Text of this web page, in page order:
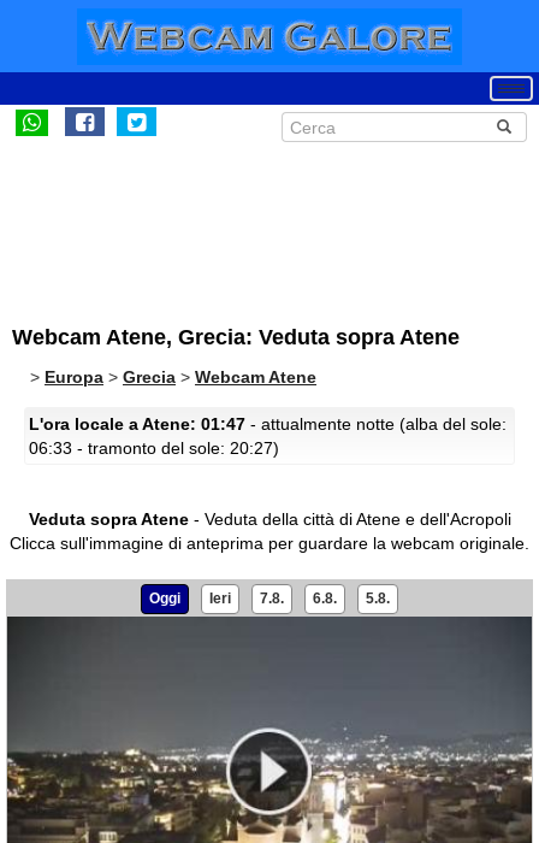
Webcam Atene, Grecia: Veduta sopra Atene
> Europa > Grecia > Webcam Atene
L'ora locale a Atene: 01:47 - attualmente notte (alba del sole:
06:33 - tramonto del sole: 20:27)
Veduta sopra Atene- Veduta della città di Atene e dell'Acropoli
Clicca sull'immagine di anteprima per guardare la webcam originale.
Oggi Ieri 7.8. 6.8. 5.8.